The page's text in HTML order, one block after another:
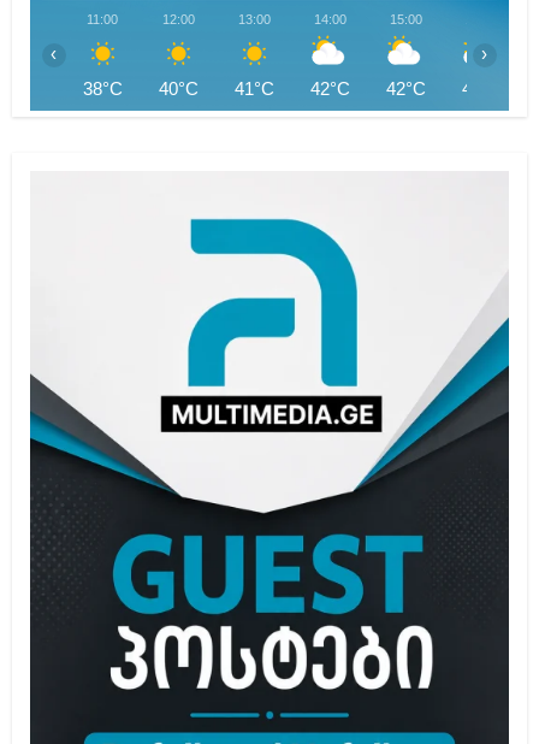
11:00
38°C
12:00
40°C
13:00
41°C
14:00
42°C
15:00
42°C 42°C
‹ ›